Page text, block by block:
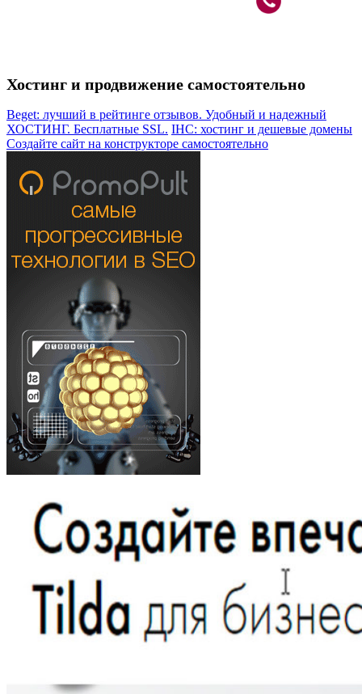
Хостинг и продвижение самостоятельно
Beget: лучший в рейтинге отзывов. Удобный и надежный
ХОСТИНГ. Бесплатные SSL. IHC: хостинг и дешевые домены
Создайте сайт на конструкторе самостоятельно